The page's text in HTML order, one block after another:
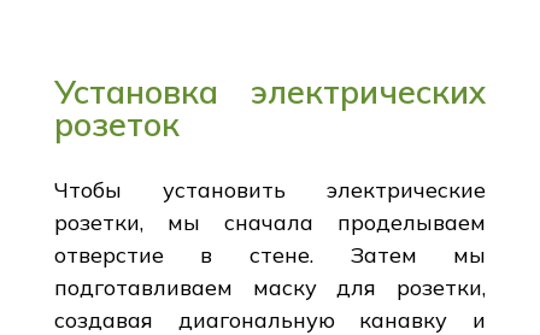
Установка электрических
розеток
Чтобы установить электрические
розетки, мы сначала проделываем
отверстие в стене. Затем мы
подготавливаем маску для розетки,
создавая диагональную канавку и